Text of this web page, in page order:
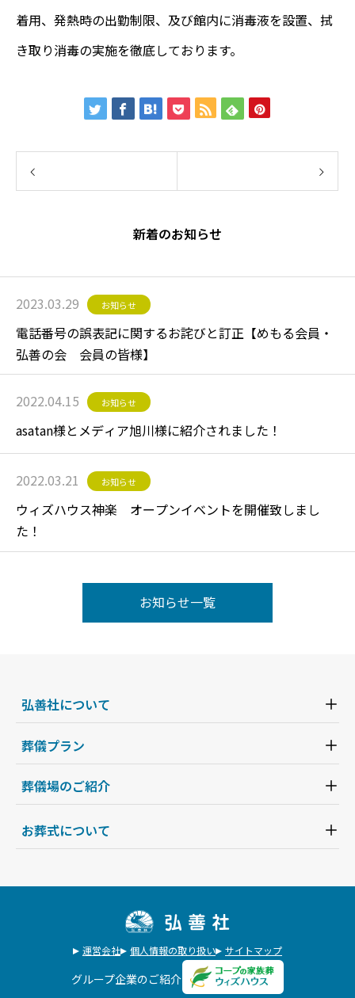
着用、発熱時の出勤制限、及び館内に消毒液を設置、拭
き取り消毒の実施を徹底しております。
新着のお知らせ
2023.03.29 お知らせ
電話番号の誤表記に関するお詫びと訂正【めもる会員・
弘善の会 会員の皆様】
2022.04.15 お知らせ
asatan様とメディア旭川様に紹介されました！
2022.03.21 お知らせ
ウィズハウス神楽 オープンイベントを開催致しまし
た！
お知らせ一覧
弘善社について
葬儀プラン
葬儀場のご紹介
お葬式について
運営会社 個人情報の取り扱い サイトマップ
グループ企業のご紹介